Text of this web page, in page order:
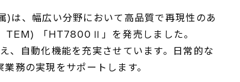
は、幅広い分野において高品質で再現性のあ
「HT7800Ⅱ」を発売しました。
自動化機能を充実させています。日常的な
務の実現をサポートします。